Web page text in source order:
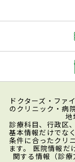
ドクターズ・ファ
のクリニック・病
地
診療科目、行政区
基本情報だけでな
条件に合ったクリ
ます。 医院情報だ
関する情報（診療